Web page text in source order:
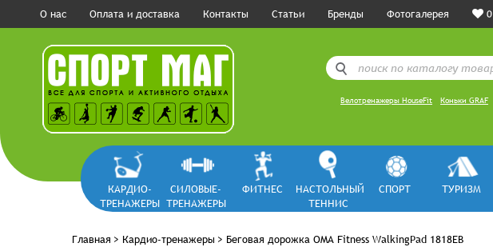
О нас Оплата и доставка Контакты Статьи Бренды Фотогалерея 0
Велотренажеры HouseFit Коньки GRAF
КАРДИО-
ТРЕНАЖЕРЫ
СИЛОВЫЕ-
ТРЕНАЖЕРЫ
ФИТНЕС
НАСТОЛЬНЫЙ
ТЕННИС
СПОРТ ТУРИЗМ
Главная > Кардио-тренажеры > Беговая дорожка OMA Fitness WalkingPad 1818EB